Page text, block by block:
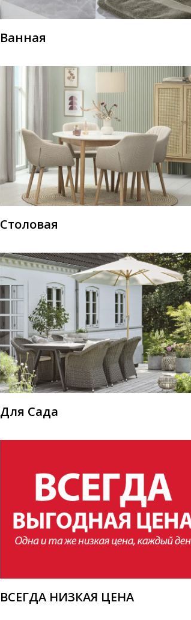
Ванная
Столовая
Для Сада
ВСЕГДА НИЗКАЯ ЦЕНА